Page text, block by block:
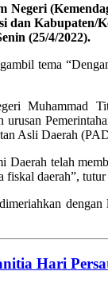
Negeri
dan
(25/4/2022).
tema
Muhammad
urusan
Asli Daerah
Daerah telah
fiskal daerah”,
Hari